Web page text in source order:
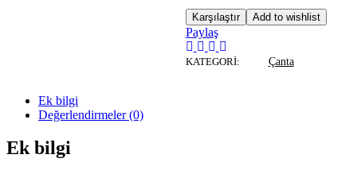
Karşılaştır Add to wishlist
Paylaş
KATEGORI: Çanta
Ek bilgi
Değerlendirmeler (0)
Ek bilgi